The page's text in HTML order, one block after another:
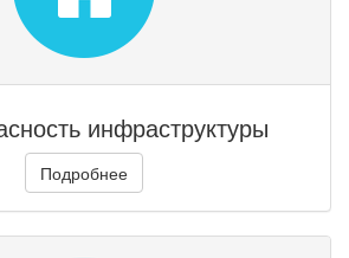
инфраструктуры
Подробнее